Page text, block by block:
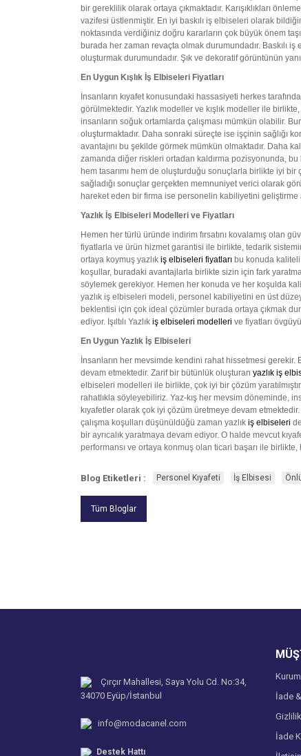
bir gereklilik olarak ortaya çıkmaktadır. Karışıklıkları
vazifesi üstlenmiştir. En iyi baskılı iş elbiseleri olarak
noktasında verdiğiniz doğru kararların çok büyük önem
burada her zaman revaçta olmak durumundadır. Baskılı
oluşturmak durumundadır. Şık ve dekoratif görüntünün
En Uygun Kışlık İş Elbiseleri Fiyatları
İnsanların kıyafet konusundaki hassasiyeti herkes
görülmektedir. Yazlık modeller ve kışlık modeller ile birlikte,
insanların soğuk ortamlarda çalışması mümkün olabilir.
oluşturmaktadır. Daha sonraki süreçte ise işçinin sağlığı
avantajını bu şekilde görmek mümkün olmaktadır. Daha
zamanda diğer riskleri ortadan kaldırma pozisyonunda,
hem tasarımı hem de oluşturduğu sonuçlarla birlikte iyi bir
sağladığı sonuçlar gerçekten memnuniyet verici olarak
hareket eden bir firma ise personelin kabiliyetini geliştirme
Yazlık İş Elbiseleri Modelleri ve Fiyatları
Hemen her türlü üründe indirim fırsatını kovalamış olan
fiyatlarla ve ürün hizmet garantisi ile birlikte, tedarik
ortaya koymuş yazlık iş elbiseleri fiyatları bu konuda
koşullar, buradaki avantajlarla birlikte sizin için fark
söylemek gerekiyor. Hemen her konuda ve her koşulda
yazlık iş elbiseleri modeli, personel kabiliyetini en üst
beklentisi için çok ideal çözümler burada ortaya çıkmak
ediyor. Işıltılı Yazlık iş elbiseleri modelleri ve fiyatları
En Uygun Yazlık İş Elbiseleri
İnsanların her mevsimde kendini rahat hissetmesi gerekir.
devam etmektedir. Zarif bir bütünlük oluşturan yazlık iş
elbiseleri modelleri ile birlikte, çok iyi bir çözüm
rahatlıkla söyleyebiliriz. Yaz-kış her mevsim döneminde,
kıyafetler olarak çok iyi çözüm üretmeye devam
çalışma koşulları düşünüldüğü zaman yazlık iş elbiseleri
bir ayrıcalık yaratmaya devam ediyor. O halde mevcut
performansı ve ortaya konmuş olan ticari başarı ile
Blog Etiketleri : Personel Kıyafeti İş Elbisesi
Tüm Bloglar
Çırçır Mahallesi, Saya Yolu Cd. No:34,
34070 Eyüp/İstanbul
info@modacanel.com
Destek Hattı
İade
İade